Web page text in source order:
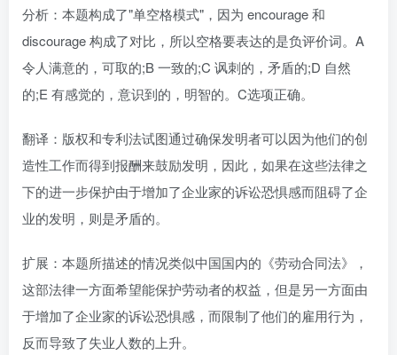
分析：本题构成了"单空格模式"，因为 encourage 和
discourage 构成了对比，所以空格要表达的是负评价词。A
令人满意的，可取的;B 一致的;C 讽刺的，矛盾的;D 自然
的;E 有感觉的，意识到的，明智的。C选项正确。
翻译：版权和专利法试图通过确保发明者可以因为他们的创
造性工作而得到报酬来鼓励发明，因此，如果在这些法律之
下的进一步保护由于增加了企业家的诉讼恐惧感而阻碍了企
业的发明，则是矛盾的。
扩展：本题所描述的情况类似中国国内的《劳动合同法》，
这部法律一方面希望能保护劳动者的权益，但是另一方面由
于增加了企业家的诉讼恐惧感，而限制了他们的雇用行为，
反而导致了失业人数的上升。